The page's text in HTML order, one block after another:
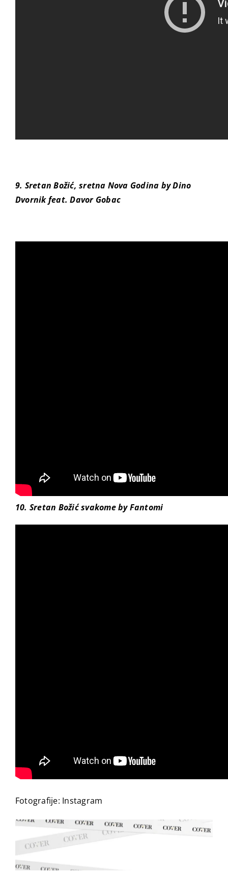
9. Sretan Božić, sretna Nova Godina by Dino
Dvornik feat. Davor Gobac
10. Sretan Božić svakome by Fantomi
Fotografije: Instagram